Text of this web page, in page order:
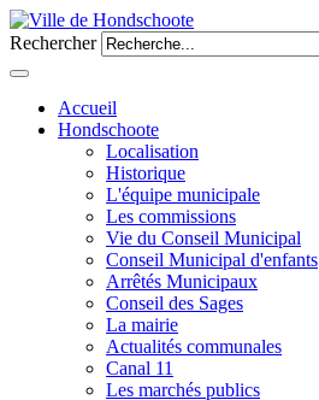
Rechercher
Accueil
Hondschoote
Localisation
Historique
L'équipe municipale
Les commissions
Vie du Conseil Municipal
Conseil Municipal d'enfants
Arrêtés Municipaux
Conseil des Sages
La mairie
Actualités communales
Canal 11
Les marchés publics